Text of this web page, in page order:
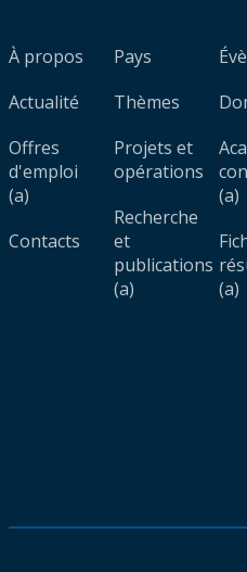
À propos
Actualité
Offres
d'emploi
(a)
Contacts
Pays
Thèmes
Projets et
opérations
Recherche
et
publications
(a)
(a)
(a)